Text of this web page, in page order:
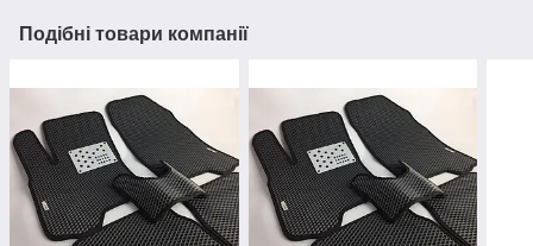
Подібні товари компанії